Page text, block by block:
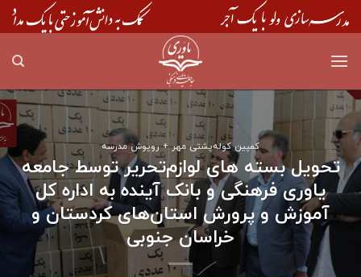
Skip
to
کمپین کوله‌پشتی مهر + روپوش مدرسه
تحویل بسته های لوازم‌تحریر توسط جامعه
یاوری فرهنگی و بانک آینده به اداره کل
آموزش و پرورش استان‌های کردستان و
خراسان جنوبی